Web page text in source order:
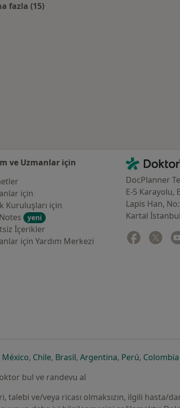
fazla (15)
ve Uzmanlar için
için
Kuruluşları için
yeni
İçerikler
için Yardım Merkezi
İletişim
DoktorTakvimi -
DocPlanner
E-5 Karayolu,
Lapis Han,
Kartal
Facebook
yeni bir
açılır
bir sekmede açılır
Méxicoyeni bir sekmede açılır
, Chileyeni bir sekmede açılır
, Brasilyeni bir sekmede açılır
, Argentinayeni bir sekmede
, Perúyeni bir
, Colombia
bul ve randevu al
ve/veya ricası olmaksızın, ilgili hasta/